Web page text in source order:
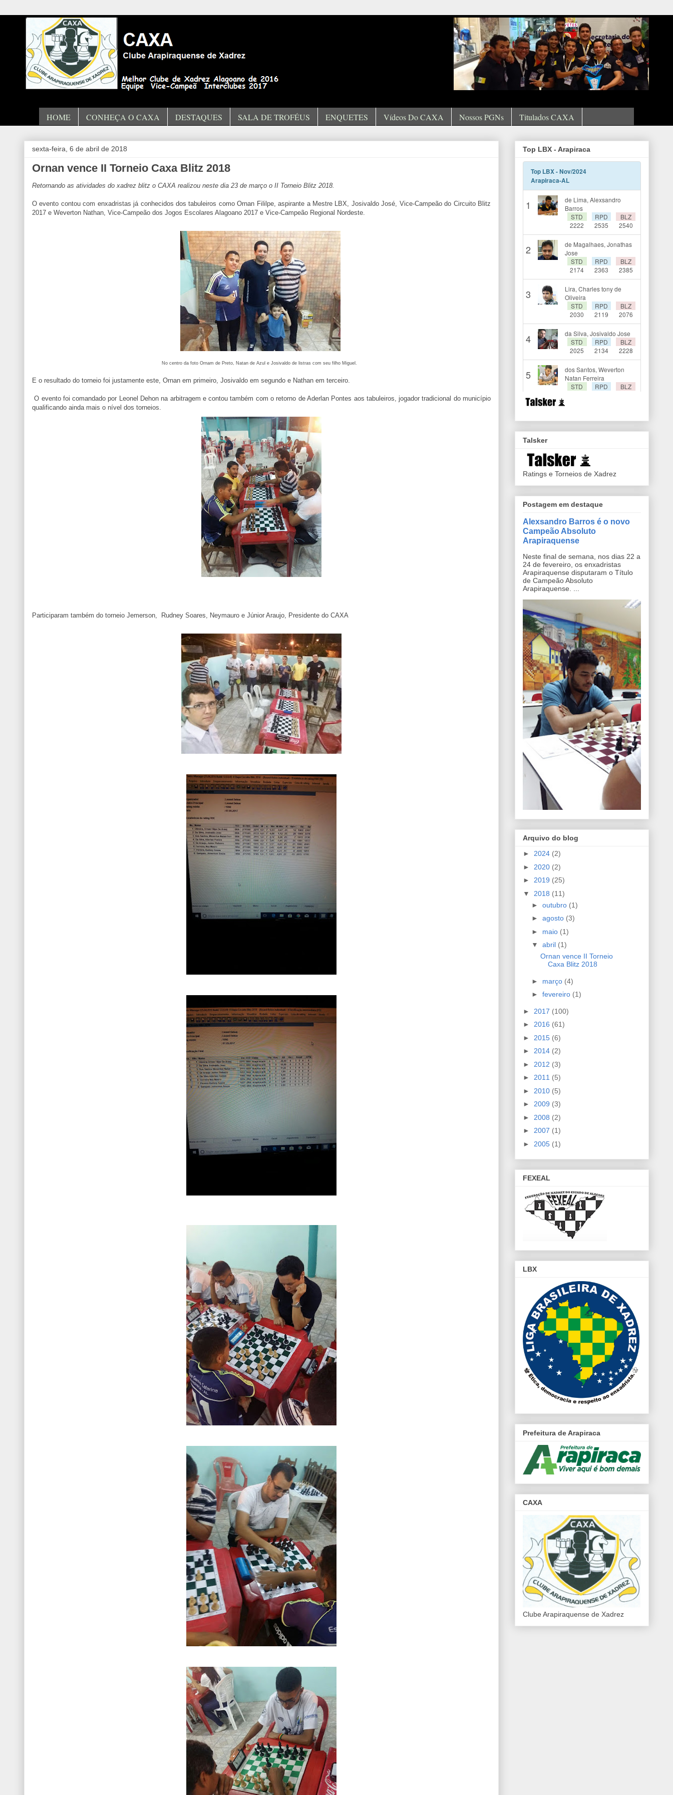
HOME CONHEÇA O CAXA DESTAQUES SALA DE TROFÉUS ENQUETES Vídeos Do CAXA Nossos PGNs Titulados CAXA
sexta-feira, 6 de abril de 2018
Ornan vence II Torneio Caxa Blitz 2018
Retornando as atividades do xadrez blitz o CAXA realizou neste dia 23 de março o II Torneio Blitz 2018.
O evento contou com enxadristas já conhecidos dos tabuleiros como Ornan Fililpe, aspirante a Mestre LBX, Josivaldo José, Vice-Campeão do Circuito Blitz
2017 e Weverton Nathan, Vice-Campeão dos Jogos Escolares Alagoano 2017 e Vice-Campeão Regional Nordeste.
No centro da foto Ornam de Preto, Natan de Azul e Josivaldo de listras com seu filho Miguel.
E o resultado do torneio foi justamente este, Ornan em primeiro, Josivaldo em segundo e Nathan em terceiro.
O evento foi comandado por Leonel Dehon na arbitragem e contou também com o retorno de Aderlan Pontes aos tabuleiros, jogador tradicional do município
qualificando ainda mais o nível dos torneios.
Participaram também do torneio Jemerson, Rudney Soares, Neymauro e Júnior Araujo, Presidente do CAXA
Top LBX - Arapiraca
Talsker
Ratings e Torneios de Xadrez
Postagem em destaque
Alexsandro Barros é o novo
Campeão Absoluto
Arapiraquense
Neste final de semana, nos dias 22 a
24 de fevereiro, os enxadristas
Arapiraquense disputaram o Título
de Campeão Absoluto
Arapiraquense. ...
Arquivo do blog
► 2024 (2)
► 2020 (2)
► 2019 (25)
▼ 2018 (11)
► outubro (1)
► agosto (3)
► maio (1)
▼ abril (1)
Ornan vence II Torneio
Caxa Blitz 2018
► março (4)
► fevereiro (1)
► 2017 (100)
► 2016 (61)
► 2015 (6)
► 2014 (2)
► 2012 (3)
► 2011 (5)
► 2010 (5)
► 2009 (3)
► 2008 (2)
► 2007 (1)
► 2005 (1)
FEXEAL
LBX
Prefeitura de Arapiraca
CAXA
Clube Arapiraquense de Xadrez